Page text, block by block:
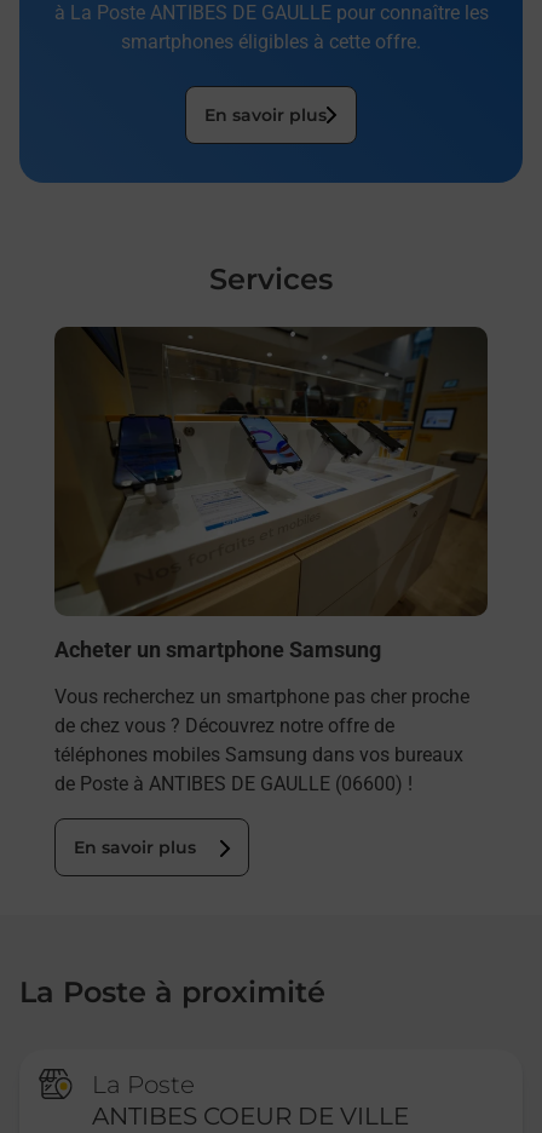
à La Poste ANTIBES DE GAULLE pour connaître les
smartphones éligibles à cette offre.
En savoir plus
Services
En savoir plus
Acheter un smartphone Samsung
Vous recherchez un smartphone pas cher proche
de chez vous ? Découvrez notre offre de
téléphones mobiles Samsung dans vos bureaux
de Poste à ANTIBES DE GAULLE (06600) !
En savoir plus
La Poste à proximité
La Poste
ANTIBES COEUR DE VILLE